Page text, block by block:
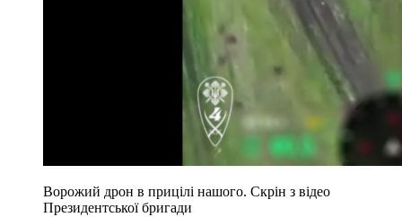
Ворожий дрон в прицілі нашого. Скрін з відео
Президентської бригади